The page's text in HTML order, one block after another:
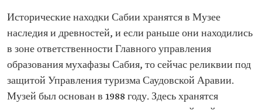
Исторические находки Сабии хранятся в Музее
наследия и древностей, и если раньше они находились
в зоне ответственности Главного управления
образования мухафазы Сабия, то сейчас реликвии под
защитой Управления туризма Саудовской Аравии.
Музей был основан в 1988 году. Здесь хранятся